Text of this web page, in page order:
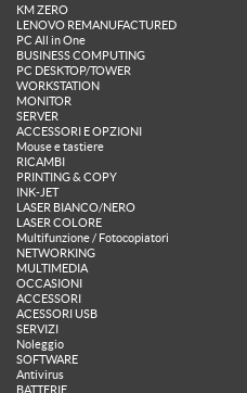
KM ZERO
LENOVO REMANUFACTURED
PC All in One
BUSINESS COMPUTING
PC DESKTOP/TOWER
WORKSTATION
MONITOR
SERVER
ACCESSORI E OPZIONI
Mouse e tastiere
RICAMBI
PRINTING & COPY
INK-JET
LASER BIANCO/NERO
LASER COLORE
Multifunzione / Fotocopiatori
NETWORKING
MULTIMEDIA
OCCASIONI
ACCESSORI
ACESSORI USB
SERVIZI
Noleggio
SOFTWARE
Antivirus
BATTERIE